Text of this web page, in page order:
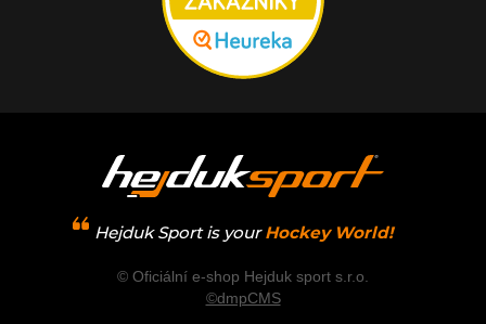
Hejduk Sport is your Hockey World!
© Oficiální e-shop Hejduk sport s.r.o.
©dmpCMS